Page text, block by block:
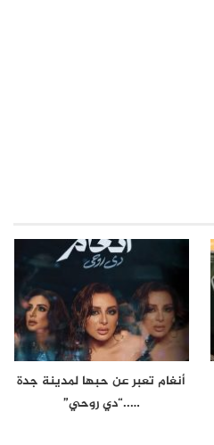
أنغام تعبر عن حبها لمدينة جدة
…..“دي روحي”